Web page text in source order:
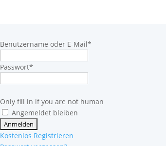
Benutzername oder E-Mail*
Passwort*
Only fill in if you are not human
Angemeldet bleiben
Kostenlos Registrieren